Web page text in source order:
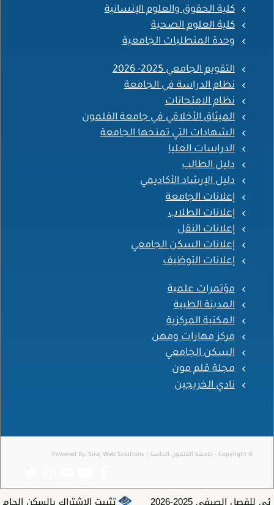
كلية الحقوق والعلوم الإنسانية
كلية العلوم الصحية
وحدة المتطلبات الجامعية
التقويم الجامعي 2025- 2026
نظام الدراسة في الجامعة
نظام الامتحانات
الميثاق الأخلاقي في جامعة القلمون
الشهادات التي تمنحها الجامعة
الدراسات العليا
دليل الطالب
دليل الإرشاد الأكاديمي
إعلانات الجامعة
إعلانات الطلاب
إعلانات النقل
إعلانات السكن الجامعي
إعلانات التوظيف
مؤتمرات علمية
المدينة الطبية
المكتبة المركزية
مركز مهارات ومهن
السكن الجامعي
مجلة قلم مون
نادي الخريجين
© Copyright - جامعة القلمون الخاصة | Powered By: Siraj Web Solutions